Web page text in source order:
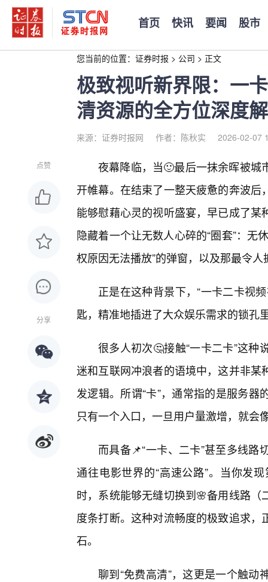
首页 快讯 要闻 股市
您当前的位置： 证券时报 > 公司 > 正文
极致视听新界限：一
清资源的全方位深度
来源：证券时报网 作者：陈秋实 2026-02-07
点赞
分享
夜幕降临，当🙂最后一抹余晖被城
开帷幕。在结束了一整天疲惫的奔波
能够慰藉心灵的视听盛宴，早已成了
隐藏着一个让无数人心碎的“圈套”：无
权原因无法播放”的弹窗，以及那最令
正是在这种背景下，“一卡二卡视
匙，精准地插进了大众娱乐需求的锁孔
很多人初次🤔接触“一卡二卡”这
迷和互联网冲浪者的语境中，这并非
发逻辑。所谓“卡”，通常指的是服务
只有一个入口，一旦用户量激增，就会
而具备📌“一卡、二卡”甚至多线
通往电影世界的“高速公路”。当你发
时，系统能够无缝切换到🌸备用线路
度条打断。这种对流畅度的极致追求
石。
聊到“免费高清”，这更是一个触